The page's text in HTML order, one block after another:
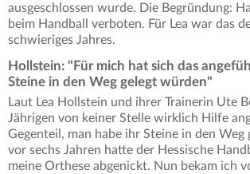
ausgeschlossen wurde. Die Begründung:
beim Handball verboten. Für Lea war das
schwieriges Jahres.
Hollstein: "Für mich hat sich das
Steine in den Weg gelegt würden"
Laut Lea Hollstein und ihrer Trainerin Ute
Jährigen von keiner Stelle wirklich Hilfe
Gegenteil, man habe ihr Steine in den Weg
vor sechs Jahren hatte der Hessische
meine Orthese abgenickt. Nun bekam ich